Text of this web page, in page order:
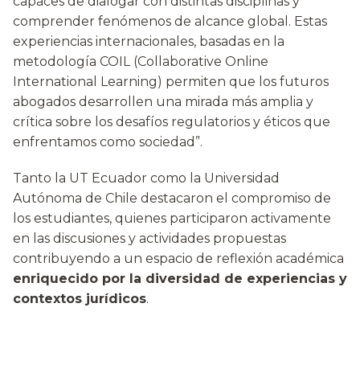
comprender fenómenos de alcance global. Estas
experiencias internacionales, basadas en la
metodología COIL (Collaborative Online
International Learning) permiten que los futuros
abogados desarrollen una mirada más amplia y
crítica sobre los desafíos regulatorios y éticos que
enfrentamos como sociedad”.
Tanto la UT Ecuador como la Universidad
Autónoma de Chile destacaron el compromiso de
los estudiantes, quienes participaron activamente
en las discusiones y actividades propuestas
contribuyendo a un espacio de reflexión académica
enriquecido por la diversidad de experiencias y
contextos jurídicos.